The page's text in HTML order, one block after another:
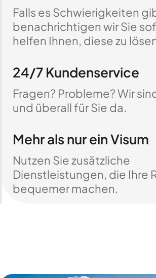
Falls es Schwierigkeiten
benachrichtigen wir Sie
helfen Ihnen, diese zu
24/7 Kundenservice
Fragen? Probleme? Wir
und überall für Sie da.
Mehr als nur ein Visum
Nutzen Sie zusätzliche
Dienstleistungen, die Ihre
bequemer machen.